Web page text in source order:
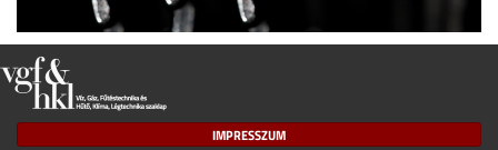
IMPRESSZUM